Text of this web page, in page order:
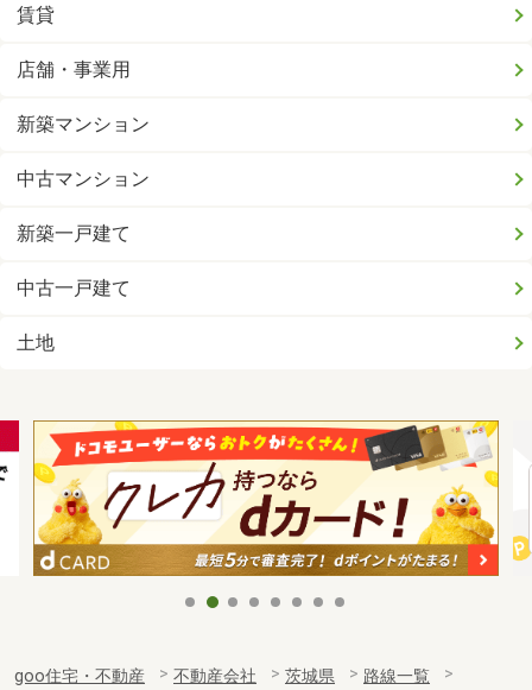
賃貸
店舗・事業用
新築マンション
中古マンション
新築一戸建て
中古一戸建て
土地
goo住宅・不動産 不動産会社 茨城県
路線一覧